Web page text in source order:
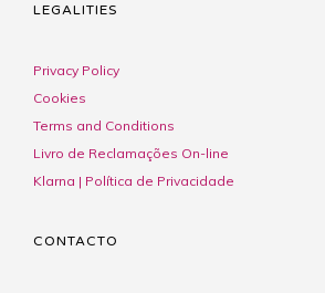
LEGALITIES
Privacy Policy
Cookies
Terms and Conditions
Livro de Reclamações On-line
Klarna | Política de Privacidade
CONTACTO